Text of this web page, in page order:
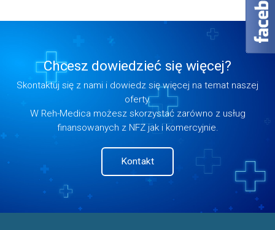
Chcesz dowiedzieć się więcej?
Skontaktuj się z nami i dowiedz się więcej na temat naszej
oferty.
W Reh-Medica możesz skorzystać zarówno z usług
finansowanych z NFZ jak i komercyjnie.
Kontakt